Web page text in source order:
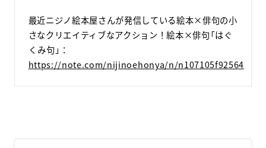
最近ニジノ絵本屋さんが発信している絵本×俳句の小
さなクリエイティブなアクション！絵本×俳句「はぐ
くみ句」：
https://note.com/nijinoehonya/n/n107105f92564